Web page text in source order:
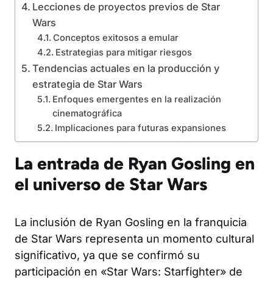
Lecciones de proyectos previos de Star
Wars
Conceptos exitosos a emular
Estrategias para mitigar riesgos
Tendencias actuales en la producción y
estrategia de Star Wars
Enfoques emergentes en la realización
cinematográfica
Implicaciones para futuras expansiones
La entrada de Ryan Gosling en
el universo de Star Wars
La inclusión de Ryan Gosling en la franquicia
de Star Wars representa un momento cultural
significativo, ya que se confirmó su
participación en «Star Wars: Starfighter» de